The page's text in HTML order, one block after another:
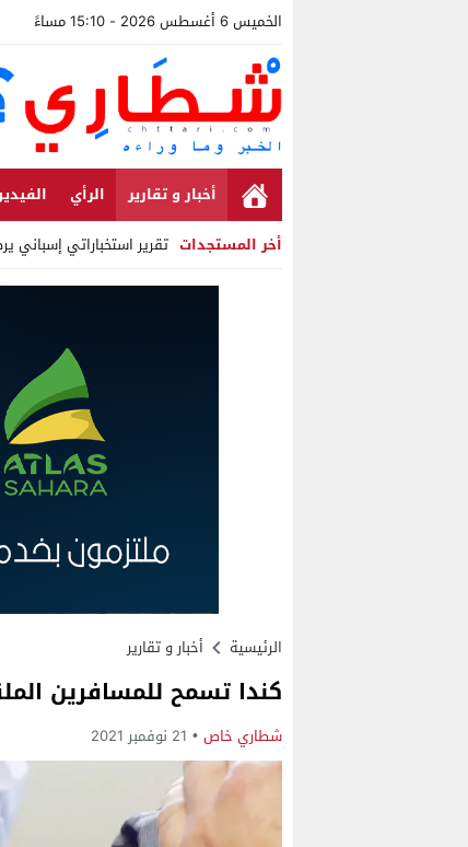
الخميس 6 أغسطس 2026 - 15:10 مساءً
أخبار و تقارير الرأي
أخر المستجدات تقرير استخباراتي إسباني يرصد
Stop
الرئيسية أخبار و تقارير
كندا تسمح للمسافرين
شطاري خاص 21 نوفمبر 2021